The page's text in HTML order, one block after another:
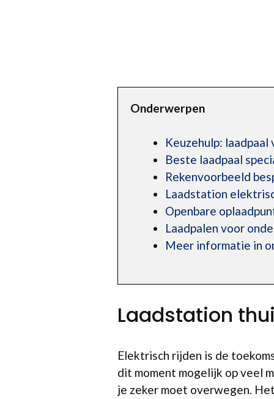
Onderwerpen
Keuzehulp: laadpaal
Beste laadpaal
Rekenvoorbeeld
Laadstation
Openbare
Laadpalen voor
Meer informatie in
Laadstation
Elektrisch rijden is de
dit moment mogelijk op veel
je zeker moet overwegen.